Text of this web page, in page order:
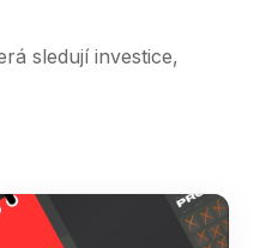
sledují investice,